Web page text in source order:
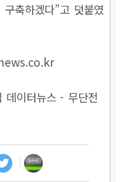
축하겠다”고 덧붙였
이터뉴스 - 무단전